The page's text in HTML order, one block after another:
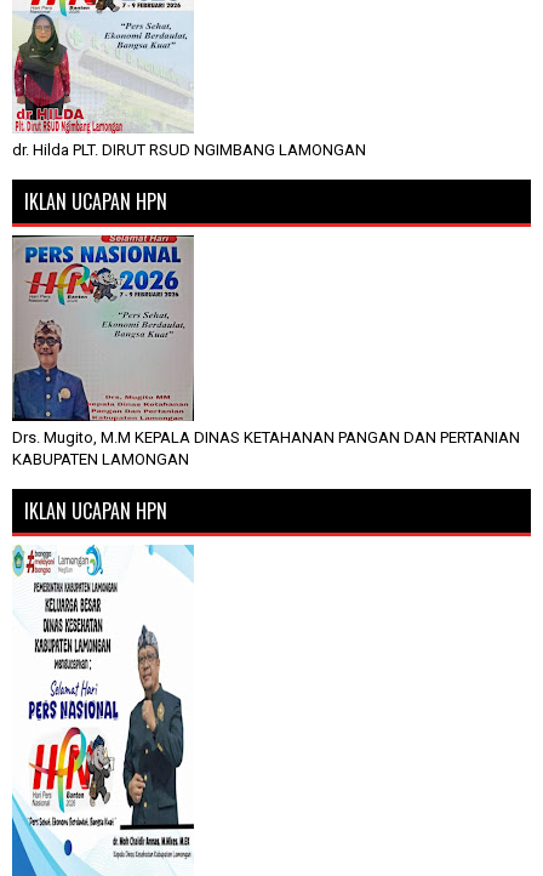
dr. Hilda PLT. DIRUT RSUD NGIMBANG LAMONGAN
IKLAN UCAPAN HPN
Drs. Mugito, M.M KEPALA DINAS KETAHANAN PANGAN DAN PERTANIAN
KABUPATEN LAMONGAN
IKLAN UCAPAN HPN